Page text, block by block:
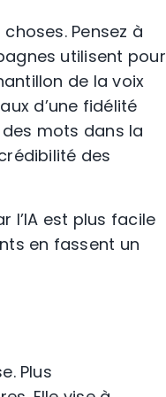
Pensez à
utilisent pour
de la voix
d’une fidélité
mots dans la
des
l’IA est plus facile
en fassent un
Plus